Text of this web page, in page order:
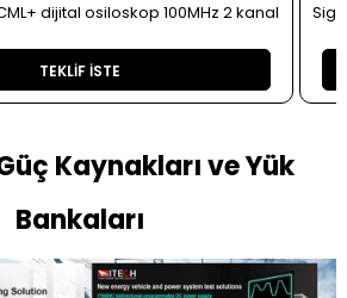
TEKLIF İSTE
Kaynakları ve Yük
Bankaları